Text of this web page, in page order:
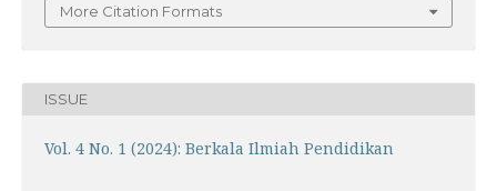
More Citation Formats
ISSUE
Vol. 4 No. 1 (2024): Berkala Ilmiah Pendidikan